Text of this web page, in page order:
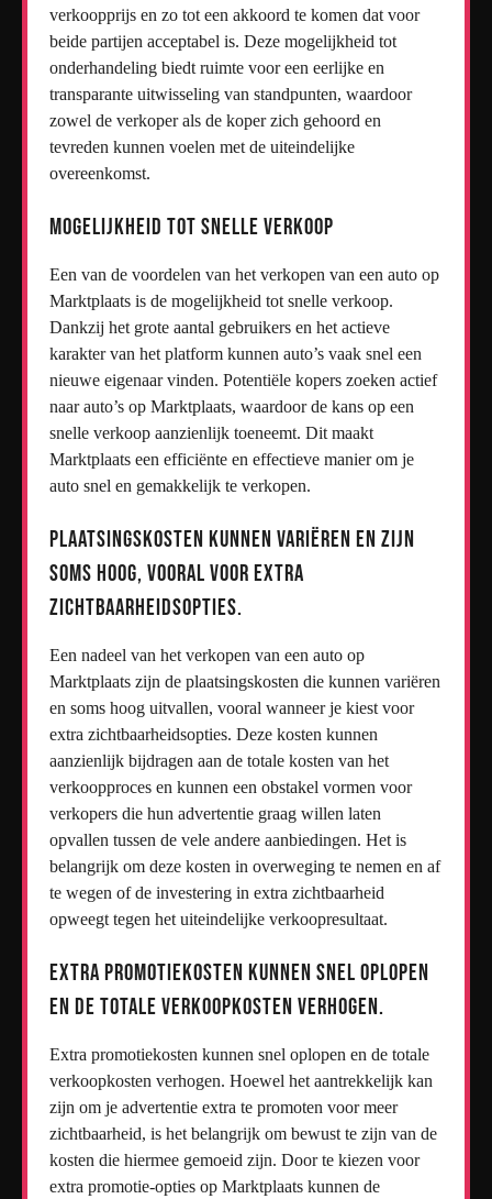
verkoopprijs en zo tot een akkoord te komen dat voor
beide partijen acceptabel is. Deze mogelijkheid tot
onderhandeling biedt ruimte voor een eerlijke en
transparante uitwisseling van standpunten, waardoor
zowel de verkoper als de koper zich gehoord en
tevreden kunnen voelen met de uiteindelijke
overeenkomst.
Mogelijkheid tot snelle verkoop
Een van de voordelen van het verkopen van een auto op
Marktplaats is de mogelijkheid tot snelle verkoop.
Dankzij het grote aantal gebruikers en het actieve
karakter van het platform kunnen auto’s vaak snel een
nieuwe eigenaar vinden. Potentiële kopers zoeken actief
naar auto’s op Marktplaats, waardoor de kans op een
snelle verkoop aanzienlijk toeneemt. Dit maakt
Marktplaats een efficiënte en effectieve manier om je
auto snel en gemakkelijk te verkopen.
Plaatsingskosten kunnen variëren en zijn
soms hoog, vooral voor extra
zichtbaarheidsopties.
Een nadeel van het verkopen van een auto op
Marktplaats zijn de plaatsingskosten die kunnen variëren
en soms hoog uitvallen, vooral wanneer je kiest voor
extra zichtbaarheidsopties. Deze kosten kunnen
aanzienlijk bijdragen aan de totale kosten van het
verkoopproces en kunnen een obstakel vormen voor
verkopers die hun advertentie graag willen laten
opvallen tussen de vele andere aanbiedingen. Het is
belangrijk om deze kosten in overweging te nemen en af
te wegen of de investering in extra zichtbaarheid
opweegt tegen het uiteindelijke verkoopresultaat.
Extra promotiekosten kunnen snel oplopen
en de totale verkoopkosten verhogen.
Extra promotiekosten kunnen snel oplopen en de totale
verkoopkosten verhogen. Hoewel het aantrekkelijk kan
zijn om je advertentie extra te promoten voor meer
zichtbaarheid, is het belangrijk om bewust te zijn van de
kosten die hiermee gemoeid zijn. Door te kiezen voor
extra promotie-opties op Marktplaats kunnen de